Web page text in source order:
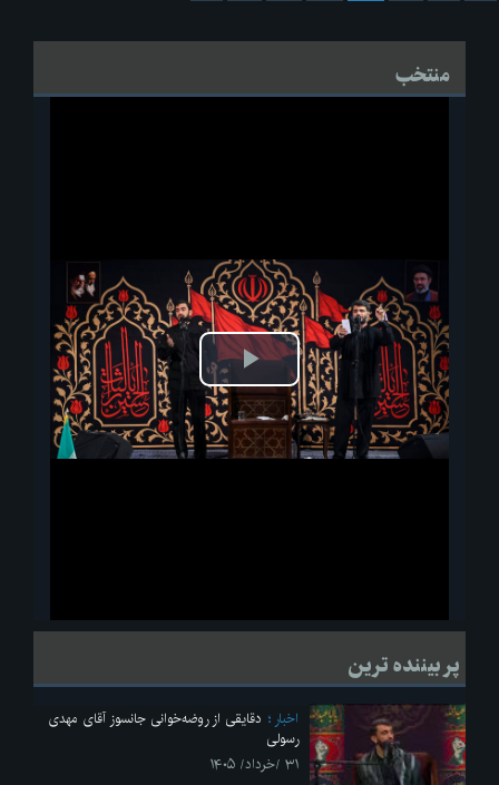
منتخب
پخش
ویدیو
لحظاتی از قرائت زیارت اربعین امام حسین(ع) در مراسم عزاداری هیئات
پر بیننده ترین
اخبار
دقایقی از روضه‌خوانی جانسوز آقای مهدی
رسولی
۳۱ /خرداد/ ۱۴۰۵